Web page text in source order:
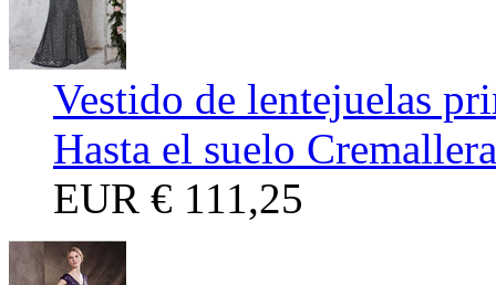
Vestido de lentejuelas
Hasta el suelo Cremallera
EUR € 111,25